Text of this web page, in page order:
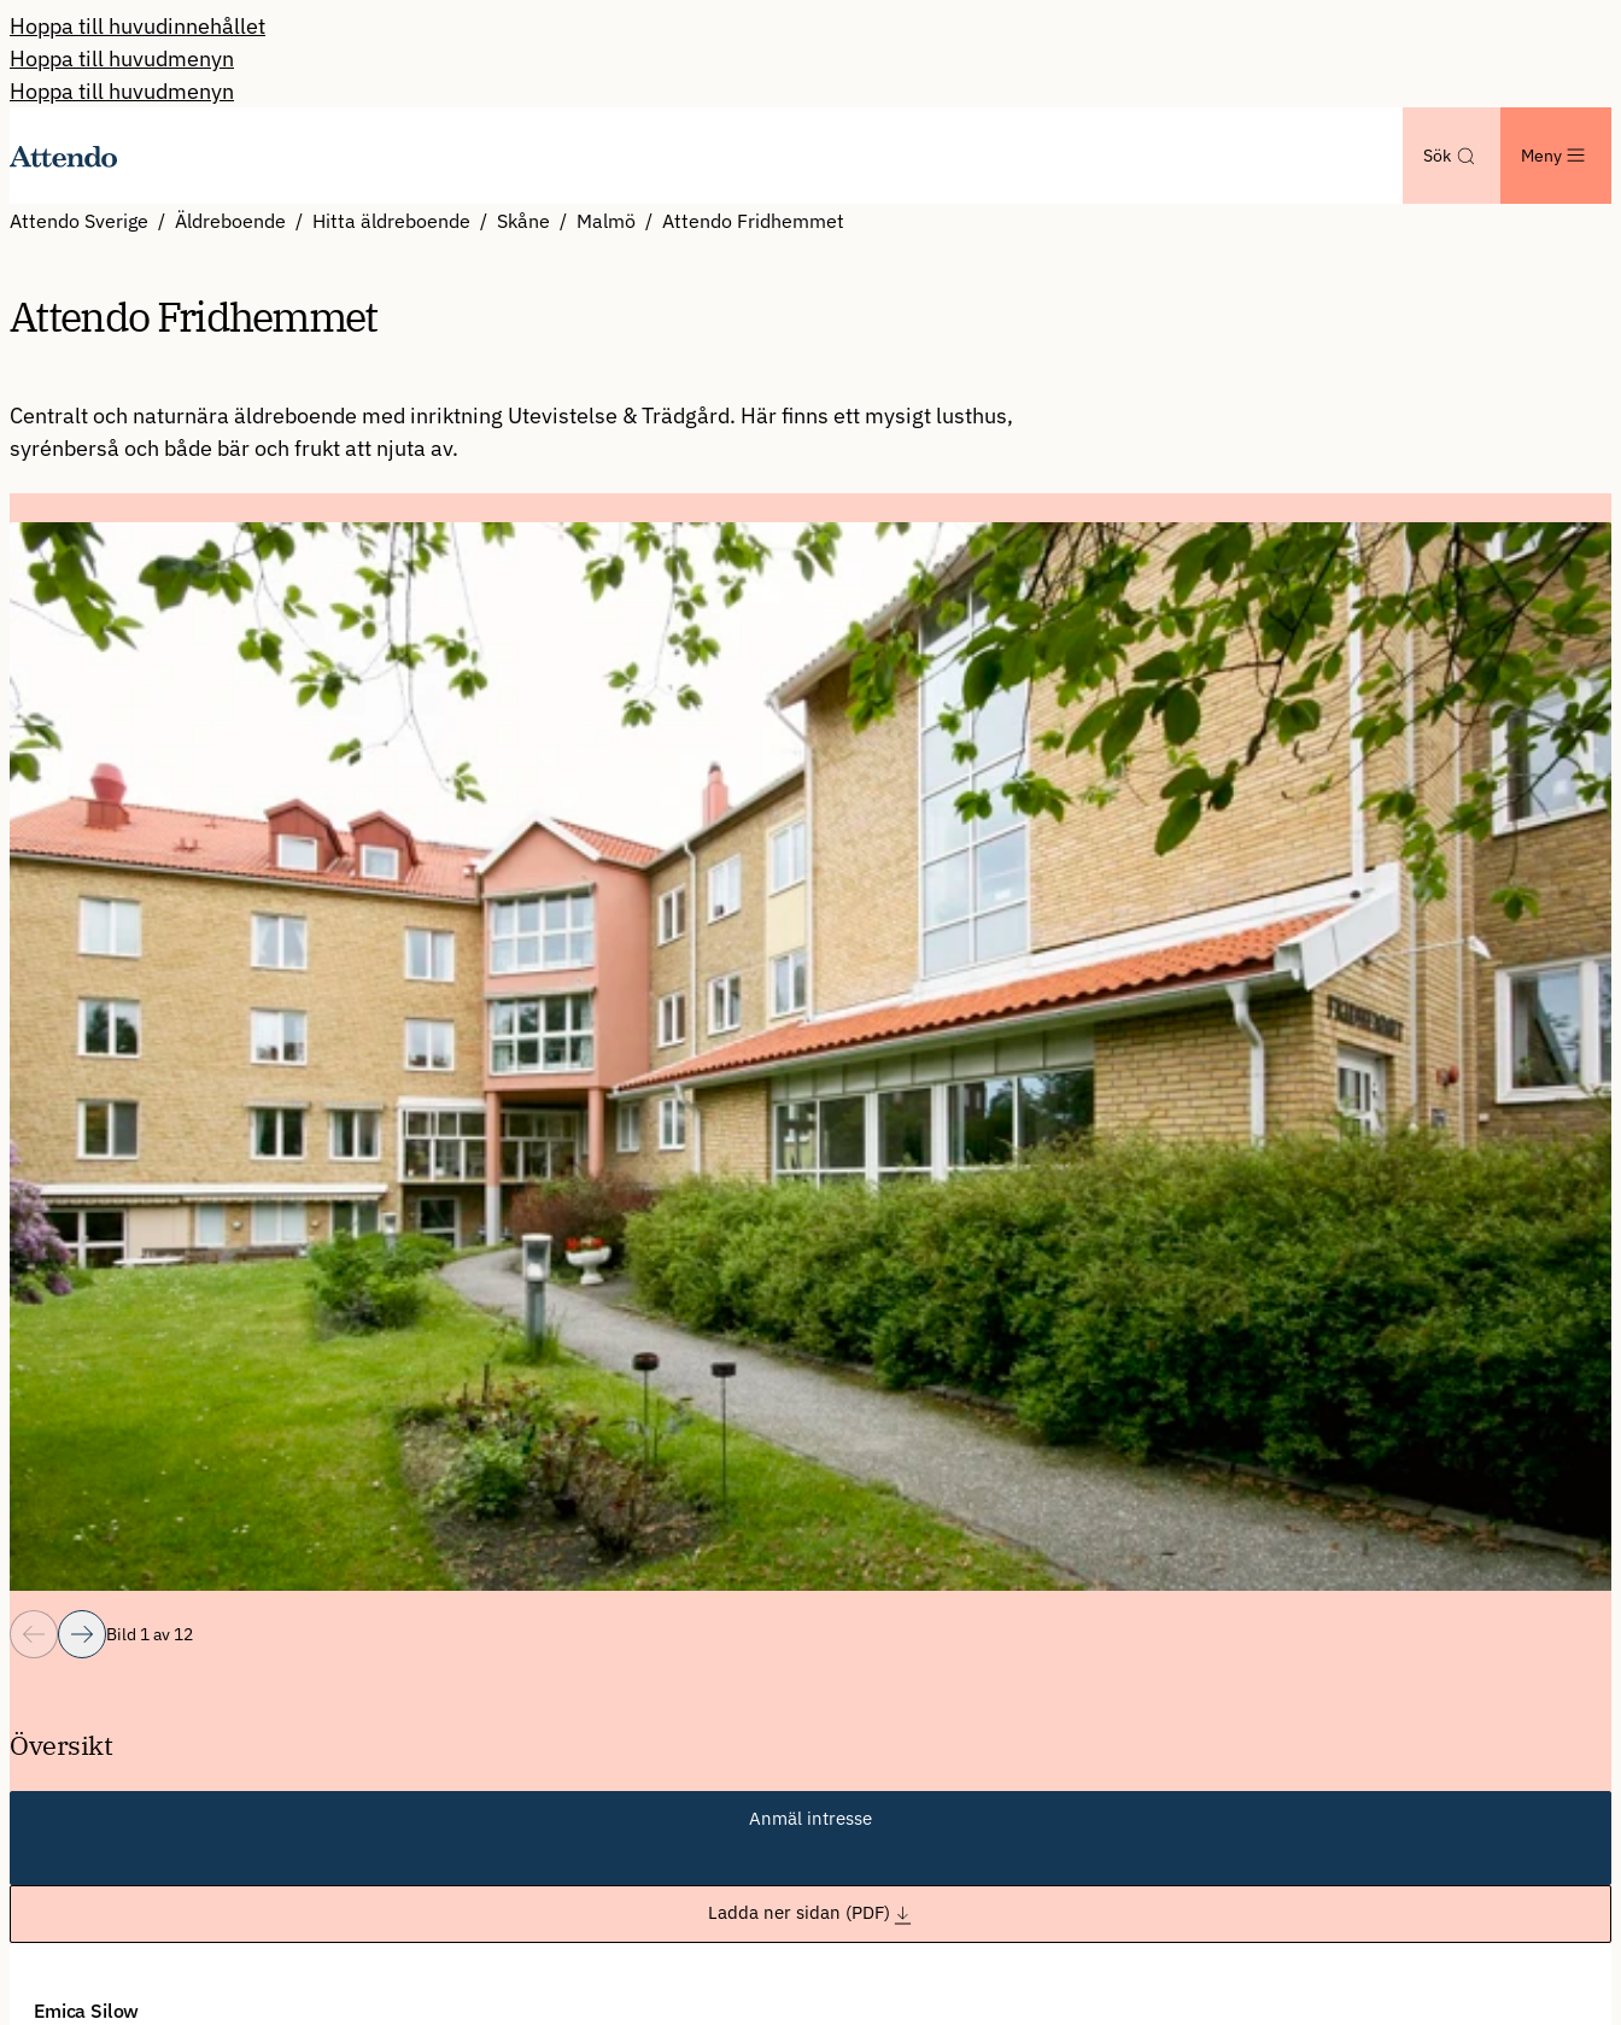
Hoppa till huvudinnehållet
Hoppa till huvudmenyn
Hoppa till huvudmenyn
Sök Meny
Attendo Sverige Äldreboende Hitta äldreboende Skåne Malmö Attendo Fridhemmet
Attendo Fridhemmet
Centralt och naturnära äldreboende med inriktning Utevistelse & Trädgård. Här finns ett mysigt lusthus,
syrénberså och både bär och frukt att njuta av.
Bild 1 av 12
Översikt
Anmäl intresse
Ladda ner sidan (PDF)
Emica Silow